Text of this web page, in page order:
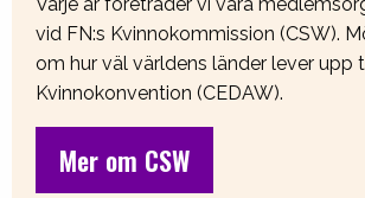
vid FN:s Kvinnokommission (CSW).
om hur väl världens länder lever upp
Kvinnokonvention (CEDAW).
Mer om CSW